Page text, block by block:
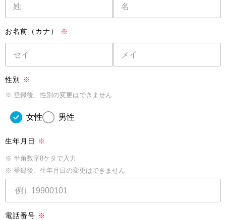
お名前（カナ） ※
性別 ※
※ 登録後、性別の変更はできません
女性 男性
生年月日 ※
※ 半角数字8ケタで入力
※ 登録後、生年月日の変更はできません
電話番号 ※